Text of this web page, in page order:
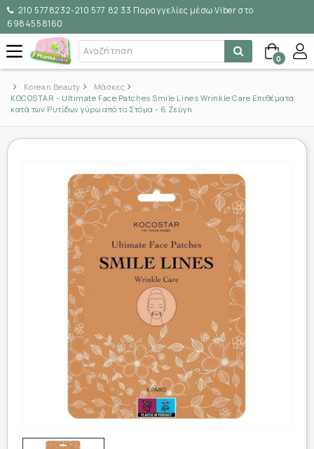
210 5778232-210 577 82 33 Παραγγελίες μέσω Viber στο
6984558160
0
Korean Beauty
Μάσκες
KOCOSTAR - Ultimate Face Patches Smile Lines Wrinkle Care Επιθέματα
κατά των Ρυτίδων γύρω από το Στόμα - 6 Ζεύγη